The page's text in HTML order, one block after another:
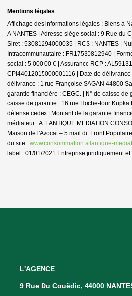
Mentions légales
Affichage des informations légales : Biens à
A NANTES | Adresse siège social : 9 Rue du
Siret : 53081294000035 | RCS : NANTES |
Intracommunautaire : FR17530812940 |
social : 5 000,00 € | Assurance RCP :
CPI44012015000001116 | Date de
délivrance : 1 rue Françoise SAGAN 44800
garantie financière : CEGC. | N° de caisse de
caisse de garantie : 16 rue Hoche-tour Kupka
défense cedex | Montant de la garantie
médiateur : ATLANTIQUE MEDIATION
Maison de l'Avocat – 5 mail du Front
du site : www.consommation.atlantique-
label : 01/01/2021 Entreprise juridiquement
L'AGENCE
9 Rue Du Couëdic, 44000